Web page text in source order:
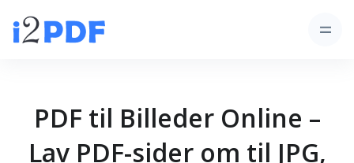
PDF til Billeder Online –
Lav PDF-sider om til JPG,